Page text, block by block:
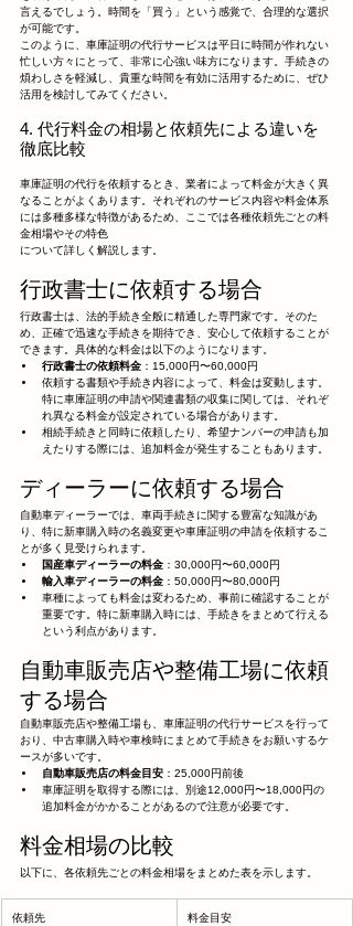
言えるでしょう。時間を「買う」という感覚で、合理的な選択
が可能です。
このように、車庫証明の代行サービスは平日に時間が作れない
忙しい方々にとって、非常に心強い味方になります。手続きの
煩わしさを軽減し、貴重な時間を有効に活用するために、ぜひ
活用を検討してみてください。
4. 代行料金の相場と依頼先による違いを
徹底比較
車庫証明の代行を依頼するとき、業者によって料金が大きく異
なることがよくあります。それぞれのサービス内容や料金体系
には多種多様な特徴があるため、ここでは各種依頼先ごとの料
金相場やその特色
について詳しく解説します。
行政書士に依頼する場合
行政書士は、法的手続き全般に精通した専門家です。そのた
め、正確で迅速な手続きを期待でき、安心して依頼することが
できます。具体的な料金は以下のようになります。
行政書士の依頼料金 ：15,000円〜60,000円
依頼する書類や手続き内容によって、料金は変動します。
特に車庫証明の申請や関連書類の収集に関しては、それぞ
れ異なる料金が設定されている場合があります。
相続手続きと同時に依頼したり、希望ナンバーの申請も加
えたりする際には、追加料金が発生することもあります。
ディーラーに依頼する場合
自動車ディーラーでは、車両手続きに関する豊富な知識があ
り、特に新車購入時の名義変更や車庫証明の申請を依頼するこ
とが多く見受けられます。
国産車ディーラーの料金 ：30,000円〜60,000円
輸入車ディーラーの料金 ：50,000円〜80,000円
車種によっても料金は変わるため、事前に確認することが
重要です。特に新車購入時には、手続きをまとめて行える
という利点があります。
自動車販売店や整備工場に依頼
する場合
自動車販売店や整備工場も、車庫証明の代行サービスを行って
おり、中古車購入時や車検時にまとめて手続きをお願いするケ
ースが多いです。
自動車販売店の料金目安 ：25,000円前後
車庫証明を取得する際には、別途12,000円〜18,000円の
追加料金がかかることがあるので注意が必要です。
料金相場の比較
以下に、各依頼先ごとの料金相場をまとめた表を示します。
依頼先 料金目安